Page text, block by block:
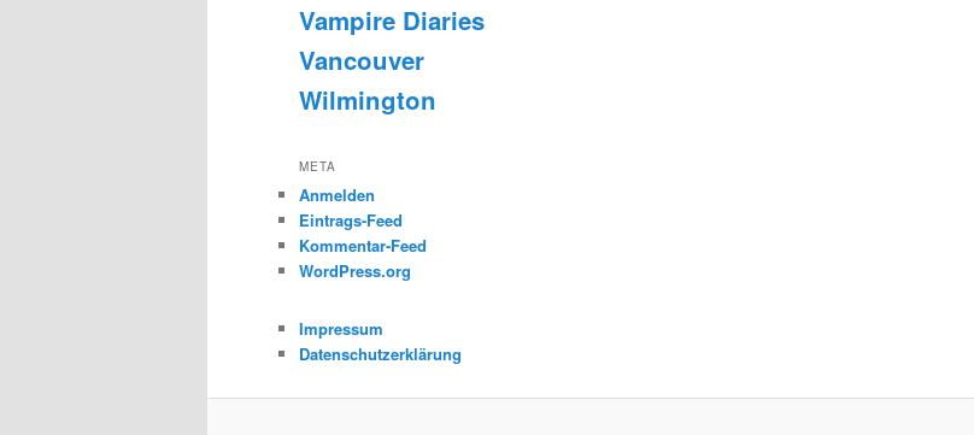
Vampire Diaries
Vancouver
Wilmington
META
Anmelden
Eintrags-Feed
Kommentar-Feed
WordPress.org
Impressum
Datenschutzerklärung